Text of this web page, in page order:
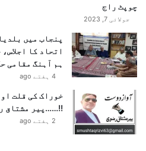
چوپٹ راج
جولائی 7, 2023
پنجاب میں
اتحاد کا
ہم آہنگ مقامی
4 ہفتے ago
خوراک کی قلت
!!……پیر مشتاق
2 ہفتے ago